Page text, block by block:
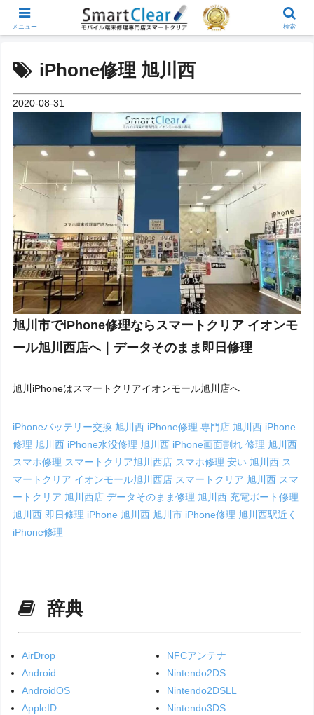
iPhone修理 旭川西
2020-08-31
旭川市でiPhone修理ならスマートクリア イオンモ
ール旭川西店へ｜データそのまま即日修理
旭川iPhoneはスマートクリアイオンモール旭川店へ
iPhoneバッテリー交換 旭川西 iPhone修理 専門店 旭川西 iPhone
修理 旭川西 iPhone水没修理 旭川西 iPhone画面割れ 修理 旭川西
スマホ修理 スマートクリア旭川西店 スマホ修理 安い 旭川西 ス
マートクリア イオンモール旭川西店 スマートクリア 旭川西 スマ
ートクリア 旭川西店データそのまま修理 旭川西 充電ポート修理
旭川西 即日修理 iPhone 旭川西 旭川市 iPhone修理 旭川西駅近く
iPhone修理
辞典
AirDrop
Android
AndroidOS
AppleID
NFCアンテナ
Nintendo2DS
Nintendo2DSLL
Nintendo3DS
メニュー 検索